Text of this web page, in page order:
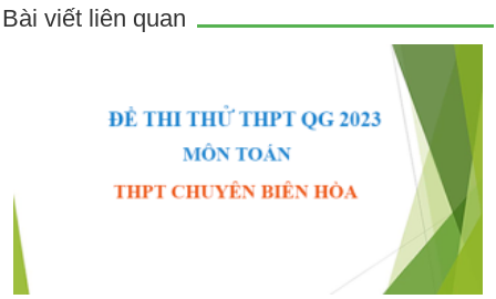
Bài viết liên quan